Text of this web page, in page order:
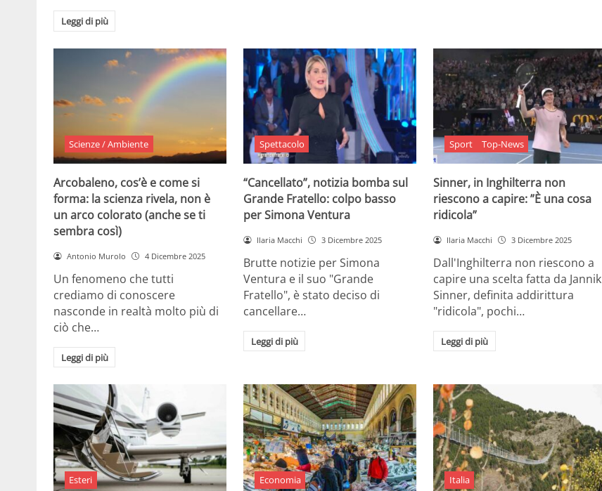
Leggi di più
Scienze / Ambiente
Arcobaleno, cos’è e come si
forma: la scienza rivela, non è
un arco colorato (anche se ti
sembra così)
Antonio Murolo 4 Dicembre 2025
Un fenomeno che tutti
crediamo di conoscere
nasconde in realtà molto più di
ciò che…
Leggi di più
Spettacolo
“Cancellato”, notizia bomba sul
Grande Fratello: colpo basso
per Simona Ventura
Ilaria Macchi 3 Dicembre 2025
Brutte notizie per Simona
Ventura e il suo "Grande
Fratello", è stato deciso di
cancellare…
Leggi di più
Sport Top-News
Sinner, in Inghilterra non
riescono a capire: ”È una cosa
ridicola”
Ilaria Macchi 3 Dicembre 2025
Dall'Inghilterra non riescono a
capire una scelta fatta da Jannik
Sinner, definita addirittura
"ridicola", pochi…
Leggi di più
Esteri Economia Italia